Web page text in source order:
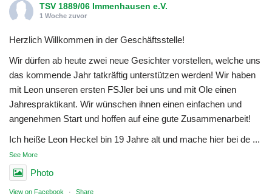
TSV 1889/06 Immenhausen e.V.
1 Woche zuvor
Herzlich Willkommen in der Geschäftsstelle!
Wir dürfen ab heute zwei neue Gesichter vorstellen, welche uns
das kommende Jahr tatkräftig unterstützen werden! Wir haben
mit Leon unseren ersten FSJler bei uns und mit Ole einen
Jahrespraktikant. Wir wünschen ihnen einen einfachen und
angenehmen Start und hoffen auf eine gute Zusammenarbeit!
Ich heiße Leon Heckel bin 19 Jahre alt und mache hier bei de ...
See More
Photo
View on Facebook · Share